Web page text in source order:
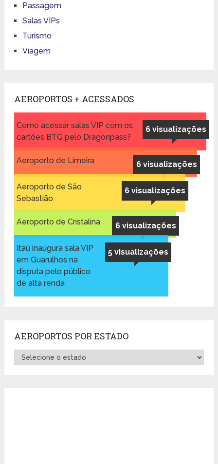
Passagem
Salas VIPs
Turismo
Viagem
AEROPORTOS + ACESSADOS
6 visualizações
Como acessar salas VIP com os
cartões BTG pelo Dragonpass?
6 visualizações
Aeroporto de Limeira
6 visualizações
Aeroporto de São
Sebastião
6 visualizações
Aeroporto de Cristalina
5 visualizações
Itaú inaugura sala VIP
em Guarulhos na
disputa pelo público
de alta renda
AEROPORTOS POR ESTADO
Aeroportos
por